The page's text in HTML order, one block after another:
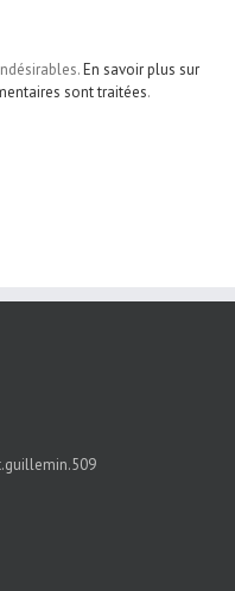
En savoir plus sur
sont traitées.